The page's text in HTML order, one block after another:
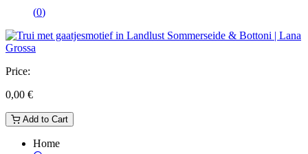
(0)
Price:
0,00 €
Add to Cart
Home